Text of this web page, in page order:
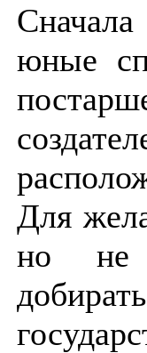
юные
Для
но не